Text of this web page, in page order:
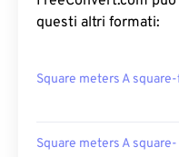
questi altri formati:
Square meters A
Square meters A square-